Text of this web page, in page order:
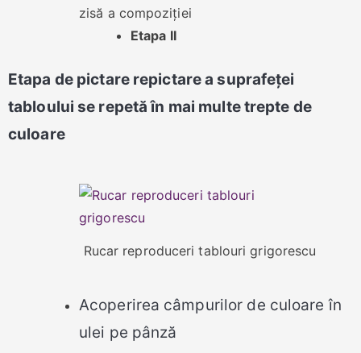
zisă a compoziției
Etapa II
Etapa de pictare repictare a suprafeței
tabloului se repetă în mai multe trepte de
culoare
Rucar reproduceri tablouri grigorescu
Acoperirea câmpurilor de culoare în
ulei pe pânză